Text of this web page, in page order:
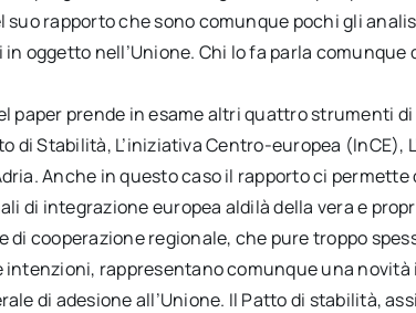
suo rapporto che sono comunque pochi gli
oggetto nell’Unione. Chi lo fa parla comunque
paper prende in esame altri quattro strumenti
di Stabilità, L’iniziativa Centro-europea (InCE),
Anche in questo caso il rapporto ci
di integrazione europea aldilà della vera e
di cooperazione regionale, che pure troppo
intenzioni, rappresentano comunque una
di adesione all’Unione. Il Patto di stabilità,